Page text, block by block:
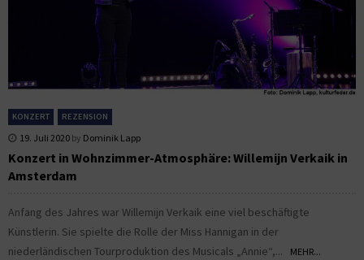
KONZERT REZENSION
19. Juli 2020 by Dominik Lapp
Konzert in Wohnzimmer-Atmosphäre: Willemijn Verkaik in
Amsterdam
Anfang des Jahres war Willemijn Verkaik eine viel beschäftigte
Künstlerin. Sie spielte die Rolle der Miss Hannigan in der
niederländischen Tourproduktion des Musicals „Annie“,...
MEHR...